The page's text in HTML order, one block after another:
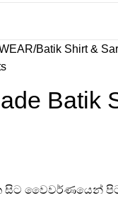
Batik Shirt &
Batik
සිට වෛවර්ණයෙන්